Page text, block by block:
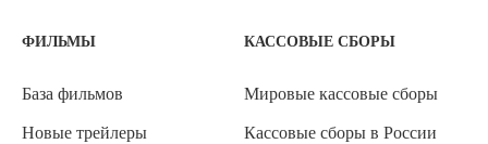
ФИЛЬМЫ
База фильмов
Новые трейлеры
КАССОВЫЕ СБОРЫ
Мировые кассовые сборы
Кассовые сборы в России